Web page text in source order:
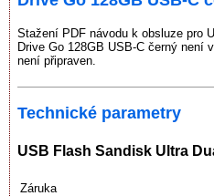
Stažení PDF návodu k obsluze pro
Drive Go 128GB USB-C černý není
není připraven.
Technické parametry
USB Flash Sandisk Ultra
Záruka